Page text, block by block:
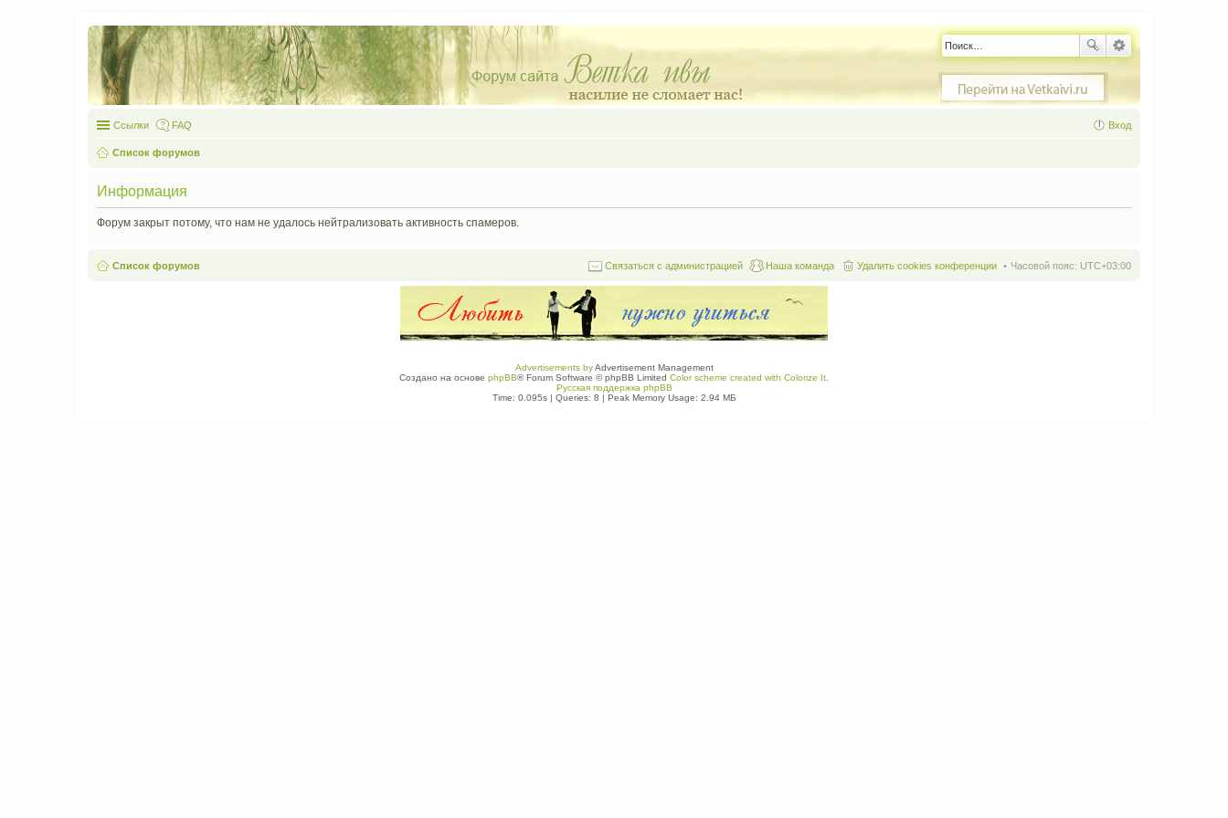
Ссылки FAQ Вход
Список форумов
Информация
Форум закрыт потому, что нам не удалось нейтрализовать активность спамеров.
Список форумов Часовой пояс: UTC+03:00
Удалить cookies конференции
Наша команда
Связаться с администрацией
Advertisements byAdvertisement Management
Создано на основе phpBB® Forum Software © phpBB Limited Color scheme created with Colorize It
Русская поддержка phpBB
Time: 0.095s| Queries: 8 | Peak Memory Usage: 2.94 МБ